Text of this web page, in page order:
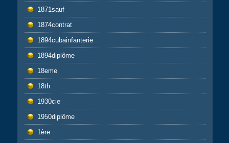
1871sauf
1874contrat
1894cubainfanterie
1894diplôme
18eme
18th
1930cie
1950diplôme
1ère